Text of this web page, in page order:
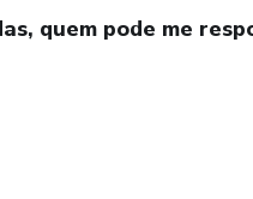
quem pode me